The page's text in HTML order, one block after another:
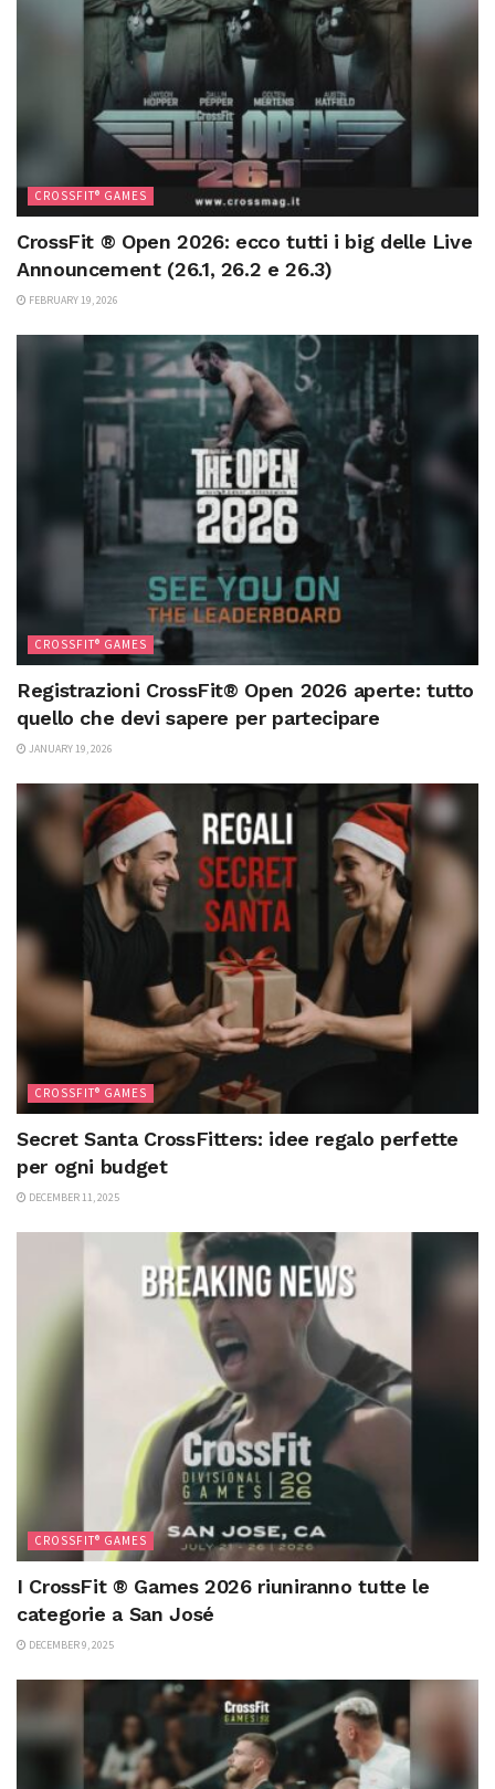
CROSSFIT® GAMES
CrossFit ® Open 2026: ecco tutti i big delle Live
Announcement (26.1, 26.2 e 26.3)
FEBRUARY 19, 2026
CROSSFIT® GAMES
Registrazioni CrossFit® Open 2026 aperte: tutto
quello che devi sapere per partecipare
JANUARY 19, 2026
CROSSFIT® GAMES
Secret Santa CrossFitters: idee regalo perfette
per ogni budget
DECEMBER 11, 2025
CROSSFIT® GAMES
I CrossFit ® Games 2026 riuniranno tutte le
categorie a San José
DECEMBER 9, 2025